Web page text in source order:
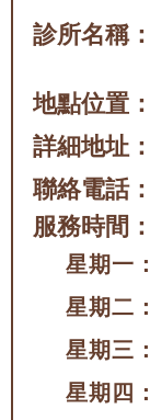
診所名稱：
地點位置：
詳細地址：
聯絡電話：
服務時間：
星期一：
星期二：
星期三：
星期四：